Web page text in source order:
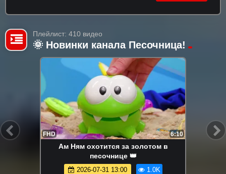
Плейлист: 410 видео
🌞 Новинки канала Песочница!
FHD 6:10
Ам Ням охотится за золотом в
песочнице 👑
2026-07-31 13:00 1.0K